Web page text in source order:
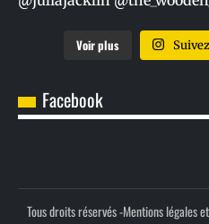
Voir plus
Facebook
Tous droits réservés -Mentions légales